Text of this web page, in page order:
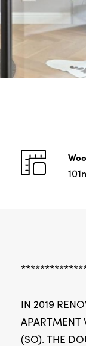
IN 2019
APARTMENT
(SO). THE